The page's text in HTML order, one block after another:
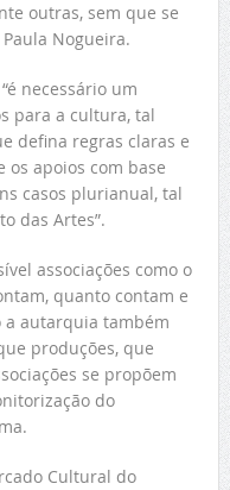
outras, sem que se
Nogueira.
necessário um
para a cultura, tal
defina regras claras e
apoios com base
casos plurianual, tal
das Artes”.
associações como o
quanto contam e
autarquia também
produções, que
se propõem
do
Cultural do